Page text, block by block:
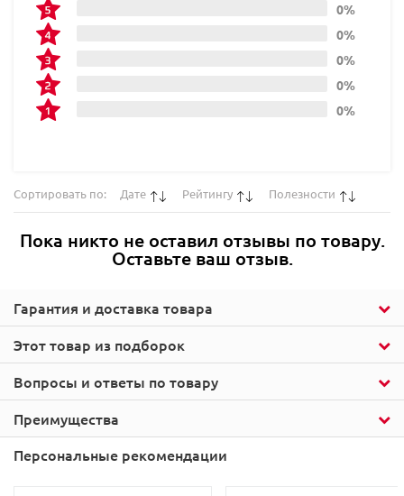
Этот товар из подборок
Гарантия и доставка товара
0%
0%
0%
0%
0%
Сортировать по: Дате Рейтингу Полезности
Пока никто не оставил отзывы по товару.
Оставьте ваш отзыв.
Вопросы и ответы по товару
Преимущества
Персональные рекомендации